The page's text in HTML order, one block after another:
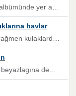
vurulduğum, sözlerinde kaybolduğum bir parça olmuş.
havlar
ses müzik dinleme sebebisiniz canlar bomba gibi patladınız maşallah
asla kavusamayacagim ama asla unutamicagim sevdiğim adam için yanar içim